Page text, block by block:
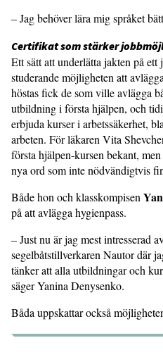
– Jag behöver lära mig språket
Certifikat som stärker
Ett sätt att underlätta jakten på ett
studerande möjligheten att
höstas fick de som ville avlägga
utbildning i första hjälpen, och
erbjuda kurser i arbetssäkerhet,
arbeten. För läkaren Vita
första hjälpen-kursen bekant,
nya ord som inte nödvändigtvis
Både hon och klasskompisen
på att avlägga hygienpass.
– Just nu är jag mest intresserad
segelbåtstillverkaren Nautor där
tänker att alla utbildningar och
säger Yanina Denysenko.
Båda uppskattar också